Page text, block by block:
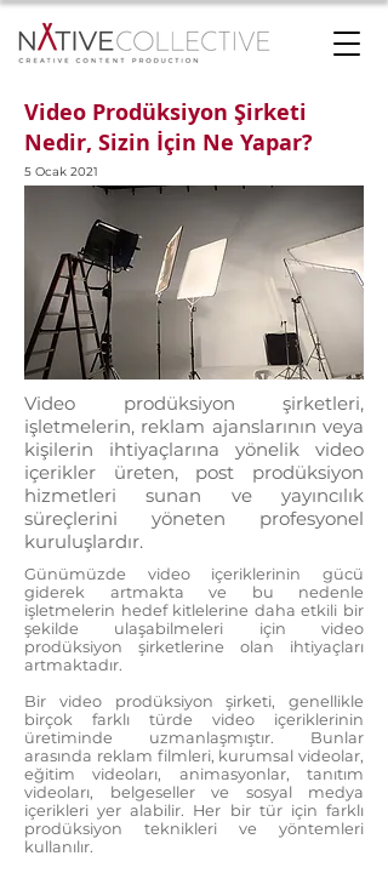
Video Prodüksiyon Şirketi
Nedir, Sizin İçin Ne Yapar?
5 Ocak 2021
Video prodüksiyon şirketleri,
işletmelerin, reklam ajanslarının veya
kişilerin ihtiyaçlarına yönelik video
içerikler üreten, post prodüksiyon
hizmetleri sunan ve yayıncılık
süreçlerini yöneten profesyonel
kuruluşlardır.
Günümüzde video içeriklerinin gücü
giderek artmakta ve bu nedenle
işletmelerin hedef kitlelerine daha etkili bir
şekilde ulaşabilmeleri için video
prodüksiyon şirketlerine olan ihtiyaçları
artmaktadır.
Bir video prodüksiyon şirketi, genellikle
birçok farklı türde video içeriklerinin
üretiminde uzmanlaşmıştır. Bunlar
arasında reklam filmleri, kurumsal videolar,
eğitim videoları, animasyonlar, tanıtım
videoları, belgeseller ve sosyal medya
içerikleri yer alabilir. Her bir tür için farklı
prodüksiyon teknikleri ve yöntemleri
kullanılır.